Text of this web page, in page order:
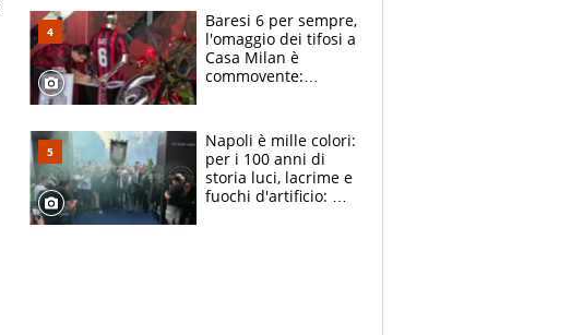
circondati
dall'affetto dei tifosi
Baresi 6 per sempre,
l'omaggio dei tifosi a
Casa Milan è
commovente:
bigliettini
Napoli è mille colori:
per i 100 anni di
storia luci, lacrime e
fuochi d'artificio: De